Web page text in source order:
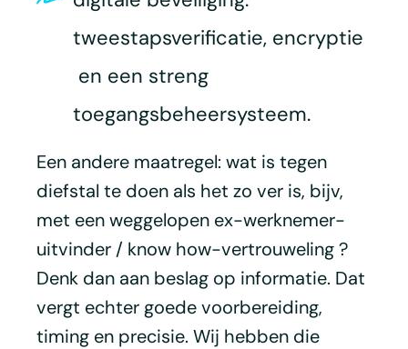
tweestapsverificatie, encryptie
en een streng
toegangsbeheersysteem.
Een andere maatregel: wat is tegen
diefstal te doen als het zo ver is, bijv,
met een weggelopen ex-werknemer-
uitvinder / know how-vertrouweling ?
Denk dan aan beslag op informatie. Dat
vergt echter goede voorbereiding,
timing en precisie. Wij hebben die